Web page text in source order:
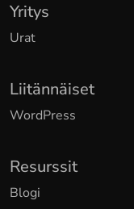
Yritys
Urat
Liitännäiset
WordPress
Resurssit
Blogi